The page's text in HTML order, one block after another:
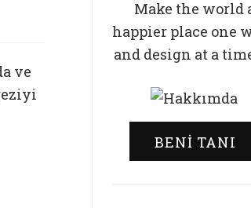
ve
Make the world
happier place one
and design at a
BENI TANI